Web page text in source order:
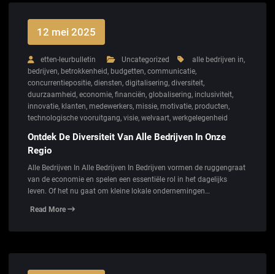
12 mei 2025
etten-leurbulletin Uncategorized alle bedrijven in,
bedrijven, betrokkenheid, budgetten, communicatie,
concurrentiepositie, diensten, digitalisering, diversiteit,
duurzaamheid, economie, financiën, globalisering, inclusiviteit,
innovatie, klanten, medewerkers, missie, motivatie, producten,
technologische vooruitgang, visie, welvaart, werkgelegenheid
Ontdek De Diversiteit Van Alle Bedrijven In Onze
Regio
Alle Bedrijven In Alle Bedrijven In Bedrijven vormen de ruggengraat
van de economie en spelen een essentiële rol in het dagelijks
leven. Of het nu gaat om kleine lokale ondernemingen…
Read More